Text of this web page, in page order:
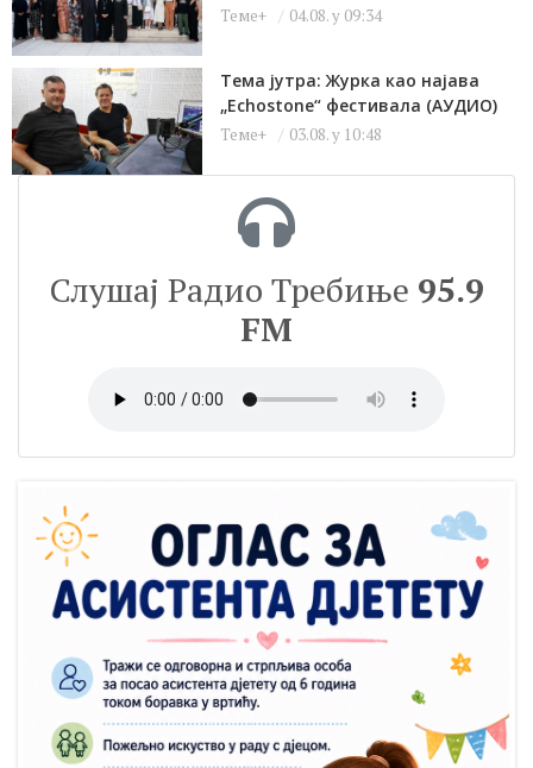
Теме+ 04.08. у 09:34
Тема јутра: Журка као најава
„Echostone“ фестивала (АУДИО)
Теме+ 03.08. у 10:48
Слушај Радио Требиње 95.9
FM